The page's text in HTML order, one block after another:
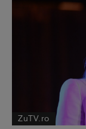
ZuTV.ro